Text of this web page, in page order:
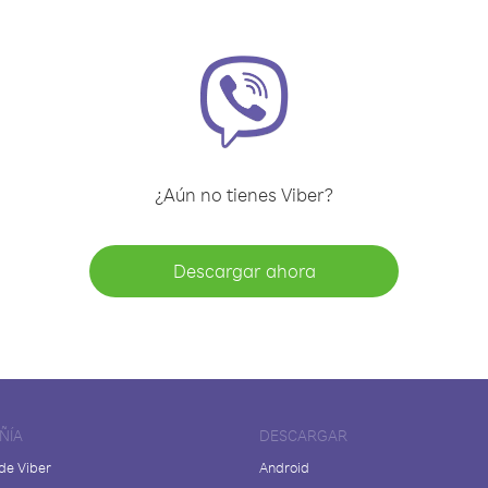
¿Aún no tienes Viber?
Descargar ahora
Viber
DESCARGAR
Android